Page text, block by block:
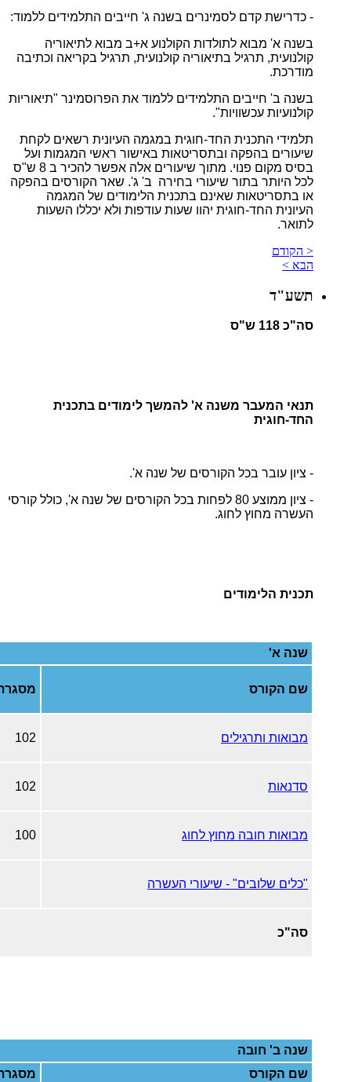
- כדרישת קדם לסמינרים בשנה ג' חייבים התלמידים ללמוד:
בשנה א' מבוא לתולדות הקולנוע א+ב מבוא לתיאוריה
קולנועית, תרגיל בתיאוריה קולנועית, תרגיל בקריאה וכתיבה
מודרכת.
בשנה ב' חייבים התלמידים ללמוד את הפרוסמינר "תיאוריות
קולנועיות עכשוויות".
תלמידי התכנית החד-חוגית במגמה העיונית רשאים לקחת
שיעורים בהפקה ובתסריטאות באישור ראשי המגמות ועל
בסיס מקום פנוי. מתוך שיעורים אלה אפשר להכיר ב 8 ש"ס
לכל היותר בתור שיעורי בחירה ב' ג'. שאר הקורסים בהפקה
או בתסריטאות שאינם בתכנית הלימודים של המגמה
העיונית החד-חוגית יהוו שעות עודפות ולא יכללו השעות
לתואר.
< הקודם
הבא >
תשע"ד
סה"כ 118 ש"ס
תנאי המעבר משנה א' להמשך לימודים בתכנית
החד-חוגית
- ציון עובר בכל הקורסים של שנה א'.
- ציון ממוצע 80 לפחות בכל הקורסים של שנה א', כולל קורסי
העשרה מחוץ לחוג.
תכנית הלימודים
שנה א'
שם הקורס
מבואות ותרגילים 102
סדנאות 102
מבואות חובה מחוץ לחוג 100
"כלים שלובים" - שיעורי העשרה
סה"כ
שנה ב' חובה
שם הקורס